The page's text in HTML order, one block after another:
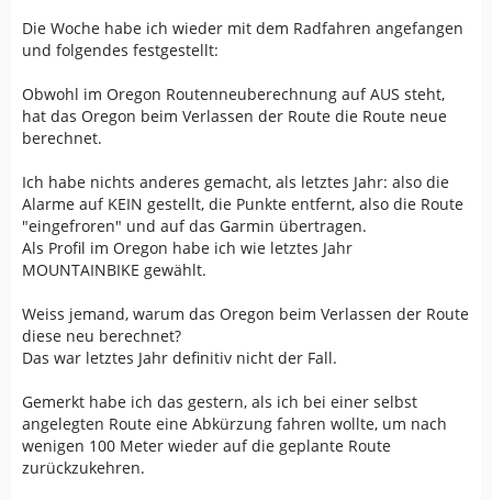
Die Woche habe ich wieder mit dem Radfahren angefangen
und folgendes festgestellt:
Obwohl im Oregon Routenneuberechnung auf AUS steht,
hat das Oregon beim Verlassen der Route die Route neue
berechnet.
Ich habe nichts anderes gemacht, als letztes Jahr: also die
Alarme auf KEIN gestellt, die Punkte entfernt, also die Route
"eingefroren" und auf das Garmin übertragen.
Als Profil im Oregon habe ich wie letztes Jahr
MOUNTAINBIKE gewählt.
Weiss jemand, warum das Oregon beim Verlassen der Route
diese neu berechnet?
Das war letztes Jahr definitiv nicht der Fall.
Gemerkt habe ich das gestern, als ich bei einer selbst
angelegten Route eine Abkürzung fahren wollte, um nach
wenigen 100 Meter wieder auf die geplante Route
zurückzukehren.